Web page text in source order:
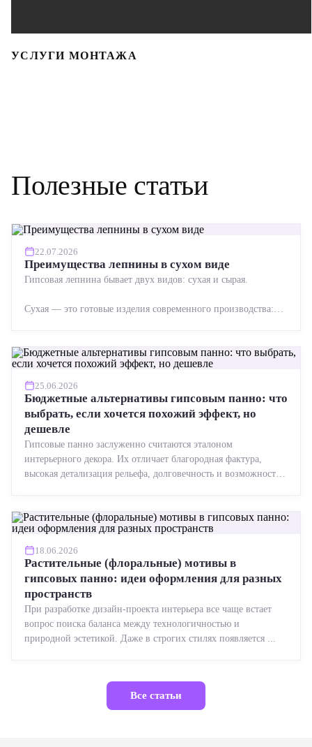
УСЛУГИ МОНТАЖА
Полезные статьи
22.07.2026
Преимущества лепнины в сухом виде
Гипсовая лепнина бывает двух видов: сухая и сырая.
Сухая — это готовые изделия современного производства:
25.06.2026
Бюджетные альтернативы гипсовым панно: что
выбрать, если хочется похожий эффект, но
дешевле
Гипсовые панно заслуженно считаются эталоном
интерьерного декора. Их отличает благородная фактура,
высокая детализация рельефа, долговечность и возможность
18.06.2026
Растительные (флоральные) мотивы в
гипсовых панно: идеи оформления для разных
пространств
При разработке дизайн-проекта интерьера все чаще встает
вопрос поиска баланса между технологичностью и
природной эстетикой. Даже в строгих стилях появляется ...
Все статьи